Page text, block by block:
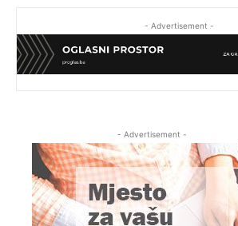
- Advertisement -
- Advertisement -